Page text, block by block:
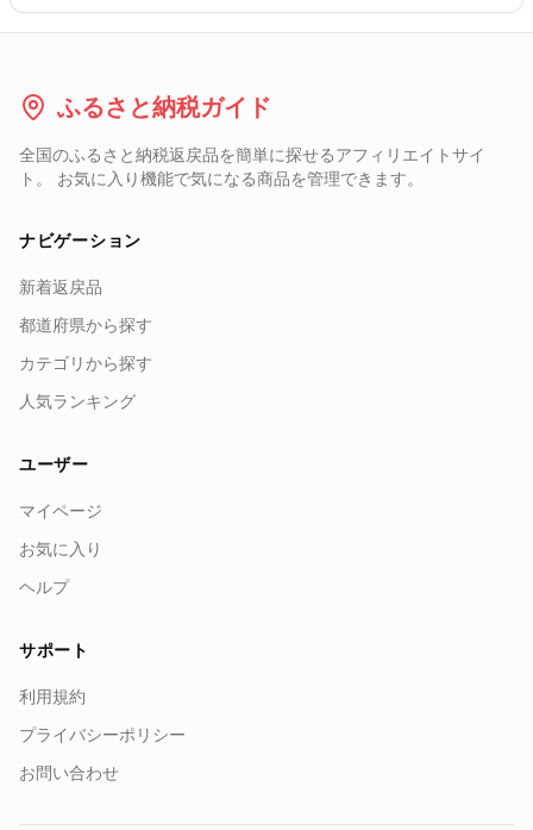
ふるさと納税ガイド
全国のふるさと納税返戻品を簡単に探せるアフィリエイトサイ
ト。 お気に入り機能で気になる商品を管理できます。
ナビゲーション
新着返戻品
都道府県から探す
カテゴリから探す
人気ランキング
ユーザー
マイページ
お気に入り
ヘルプ
サポート
利用規約
プライバシーポリシー
お問い合わせ